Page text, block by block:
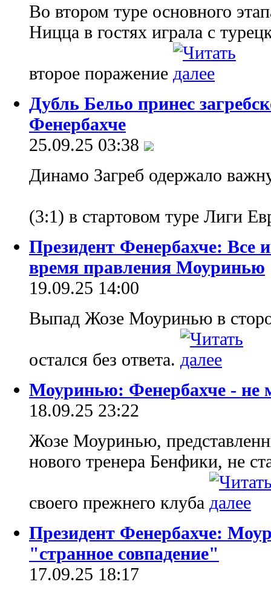
Во втором туре основного
Ницца в гостях играла с
второе поражение
Дубль Бельо принес
Фенербахче
25.09.25 03:38
Динамо Загреб одержало
(3:1) в стартовом туре Лиги
Президент Фенербахче: Все
время правления Моуринью
19.09.25 14:00
Выпад Жозе Моуринью в
остался без ответа.
Моуринью: Фенербахче - не
18.09.25 23:22
Жозе Моуринью,
нового тренера Бенфики, не
своего прежнего клуба
Президент Фенербахче:
"странное совпадение"
17.09.25 18:17